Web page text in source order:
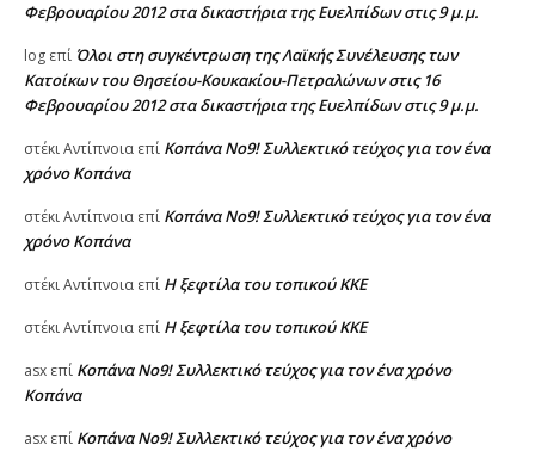
Φεβρουαρίου 2012 στα δικαστήρια της Ευελπίδων στις 9 μ.μ.
log επί Όλοι στη συγκέντρωση της Λαϊκής Συνέλευσης των
Κατοίκων του Θησείου-Κουκακίου-Πετραλώνων στις 16
Φεβρουαρίου 2012 στα δικαστήρια της Ευελπίδων στις 9 μ.μ.
στέκι Αντίπνοια επί Κοπάνα Νο9! Συλλεκτικό τεύχος για τον ένα
χρόνο Κοπάνα
στέκι Αντίπνοια επί Κοπάνα Νο9! Συλλεκτικό τεύχος για τον ένα
χρόνο Κοπάνα
στέκι Αντίπνοια επί Η ξεφτίλα του τοπικού ΚΚΕ
στέκι Αντίπνοια επί Η ξεφτίλα του τοπικού ΚΚΕ
asx επί Κοπάνα Νο9! Συλλεκτικό τεύχος για τον ένα χρόνο
Κοπάνα
asx επί Κοπάνα Νο9! Συλλεκτικό τεύχος για τον ένα χρόνο